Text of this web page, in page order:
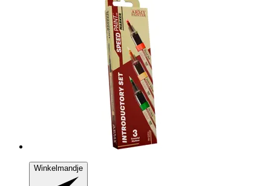
Winkelmandje